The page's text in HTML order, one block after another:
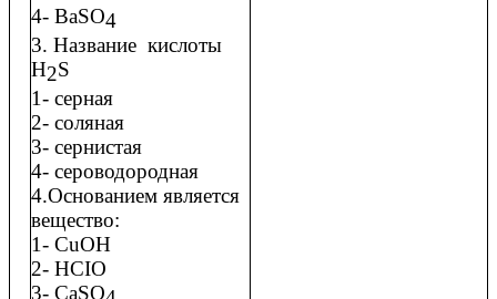
4- BaSO4
3. Название кислоты
H2S
1- серная
2- соляная
3- сернистая
4- сероводородная
4.Основанием является
вещество:
1- CuOH
2- HCIO
3- CaSO